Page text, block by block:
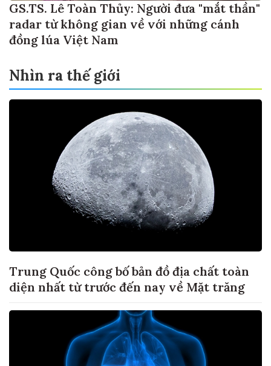
GS.TS. Lê Toàn Thủy: Người đưa "mắt thần"
radar từ không gian về với những cánh
đồng lúa Việt Nam
Nhìn ra thế giới
Trung Quốc công bố bản đồ địa chất toàn
diện nhất từ trước đến nay về Mặt trăng